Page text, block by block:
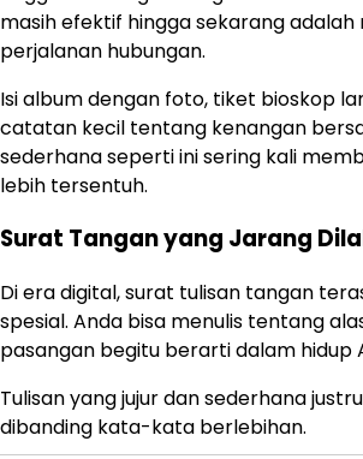
masih efektif hingga sekarang
perjalanan hubungan.
Isi album dengan foto, tiket bioskop
catatan kecil tentang kenangan
sederhana seperti ini sering kali
lebih tersentuh.
Surat Tangan yang Jarang
Di era digital, surat tulisan tangan
spesial. Anda bisa menulis tentang
pasangan begitu berarti dalam hidup
Tulisan yang jujur dan sederhana
dibanding kata-kata berlebihan.